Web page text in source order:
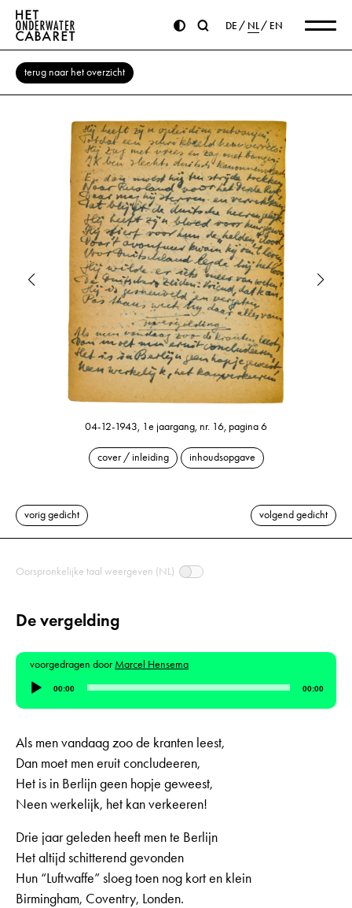
DE NL EN
terug naar het overzicht
04-12-1943, 1e jaargang, nr. 16, pagina 6
cover / inleiding inhoudsopgave
vorig gedicht volgend gedicht
Oorspronkelijke taal weergeven (NL)
De vergelding
voorgedragen door Marcel Hensema
Audiospeler
00:00 00:00
Als men vandaag zoo de kranten leest,
Dan moet men eruit concludeeren,
Het is in Berlijn geen hopje geweest,
Neen werkelijk, het kan verkeeren!
Drie jaar geleden heeft men te Berlijn
Het altijd schitterend gevonden
Hun “Luftwaffe” sloeg toen nog kort en klein
Birmingham, Coventry, Londen.